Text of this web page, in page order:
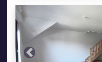
Previous